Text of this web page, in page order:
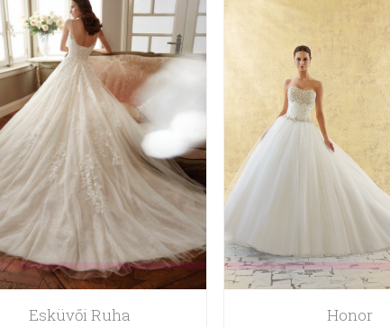
Esküvői Ruha Honor